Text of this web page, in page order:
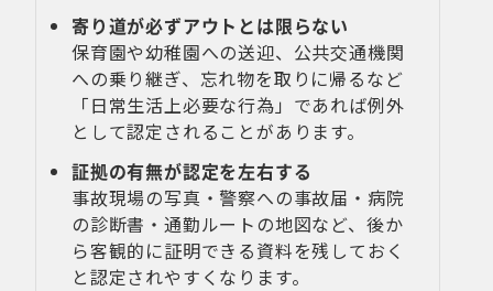
寄り道が必ずアウトとは限らない
保育園や幼稚園への送迎、公共交通機関
への乗り継ぎ、忘れ物を取りに帰るなど
「日常生活上必要な行為」であれば例外
として認定されることがあります。
証拠の有無が認定を左右する
事故現場の写真・警察への事故届・病院
の診断書・通勤ルートの地図など、後か
ら客観的に証明できる資料を残しておく
と認定されやすくなります。